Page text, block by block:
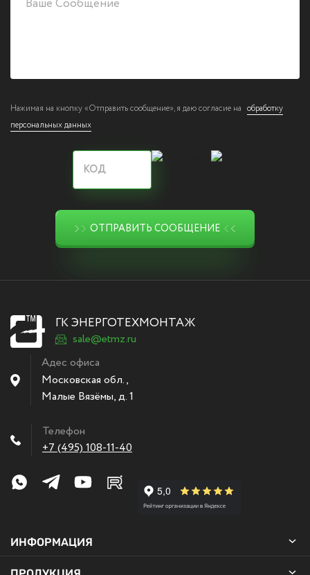
Нажимая на кнопку «Отправить сообщение», я даю согласие на обработку
персональных данных
ОТПРАВИТЬ СООБЩЕНИЕ
ГК ЭНЕРГОТЕХМОНТАЖ
sale@etmz.ru
Адес офиса
Московская обл.,
Малые Вязёмы,д. 1
Телефон
+7 (495) 108-11-40
ИНФОРМАЦИЯ